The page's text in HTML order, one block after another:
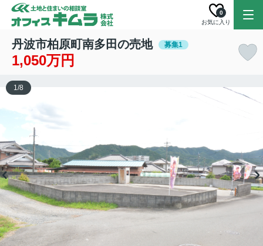
お気に入り
0
丹波市柏原町南多田の売地 募集1
1,050万円
1/8